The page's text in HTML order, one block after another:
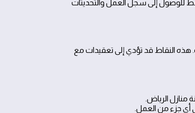
للوصول إلى سجل العمل والتحديثات
هذه النقاط قد تؤدي إلى تعقيدات مع
الرياض.
أي جزء من العمل.